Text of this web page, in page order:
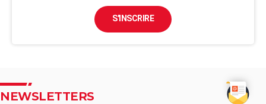
S'INSCRIRE
NEWSLETTERS